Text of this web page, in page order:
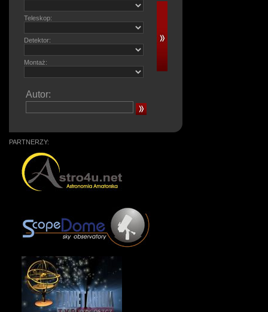
Teleskop:
Detektor:
Montaż:
Autor:
PARTNERZY: